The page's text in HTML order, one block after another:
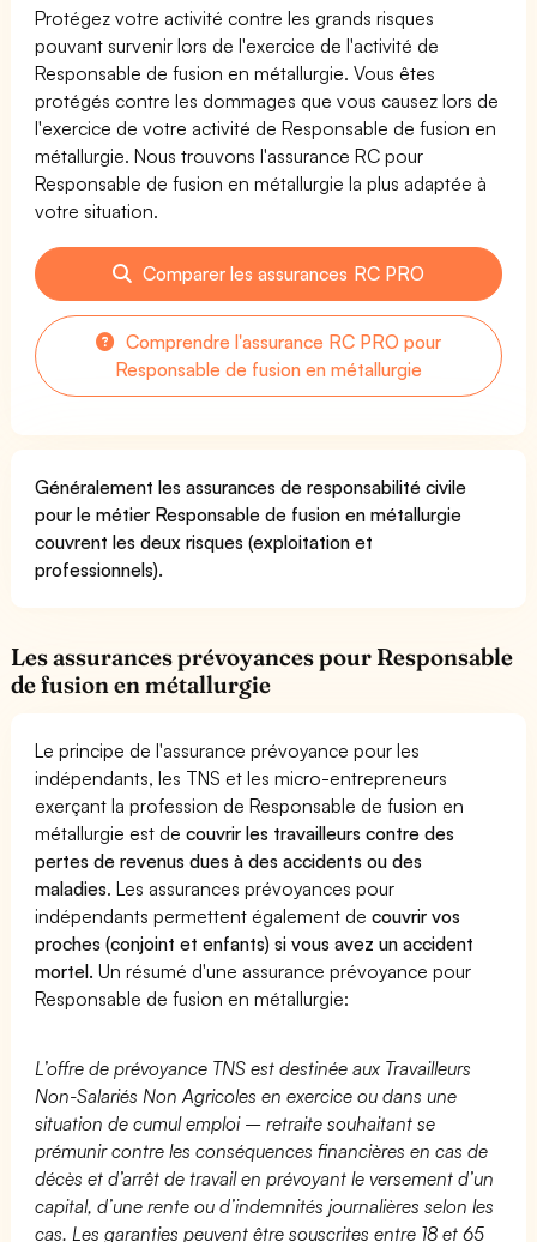
Protégez votre activité contre les grands risques
pouvant survenir lors de l'exercice de l'activité de
Responsable de fusion en métallurgie. Vous êtes
protégés contre les dommages que vous causez lors de
l'exercice de votre activité de Responsable de fusion en
métallurgie. Nous trouvons l'assurance RC pour
Responsable de fusion en métallurgie la plus adaptée à
votre situation.
Comparer les assurances RC PRO
Comprendre l'assurance RC PRO pour
Responsable de fusion en métallurgie
Généralement les assurances de responsabilité civile
pour le métier Responsable de fusion en métallurgie
couvrent les deux risques (exploitation et
professionnels).
Les assurances prévoyances pour Responsable
de fusion en métallurgie
Le principe de l'assurance prévoyance pour les
indépendants, les TNS et les micro-entrepreneurs
exerçant la profession de Responsable de fusion en
métallurgie est decouvrir les travailleurs contre des
pertes de revenus dues à des accidents ou des
maladies. Les assurances prévoyances pour
indépendants permettent également decouvrir vos
proches (conjoint et enfants) si vous avez un accident
mortel. Un résumé d'une assurance prévoyance pour
Responsable de fusion en métallurgie:
L’offre de prévoyance TNS est destinée aux Travailleurs
Non-Salariés Non Agricoles en exercice ou dans une
situation de cumul emploi – retraite souhaitant se
prémunir contre les conséquences financières en cas de
décès et d’arrêt de travail en prévoyant le versement d’un
capital, d’une rente ou d’indemnités journalières selon les
cas. Les garanties peuvent être souscrites entre 18 et 65